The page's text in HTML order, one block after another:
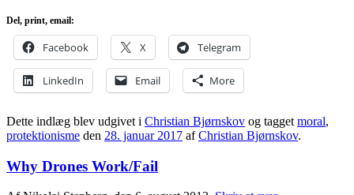
Del, print, email:
Facebook X Telegram
LinkedIn Email More
Dette indlæg blev udgivet i Christian Bjørnskov og tagget moral,
protektionisme den 28. januar 2017 afChristian Bjørnskov.
Why Drones Work/Fail